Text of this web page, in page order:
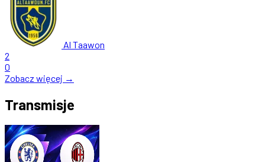
Al Taawon
2
0
Zobacz więcej →
Transmisje